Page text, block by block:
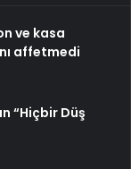
ve kasa
affetmedi
“Hiçbir Düş